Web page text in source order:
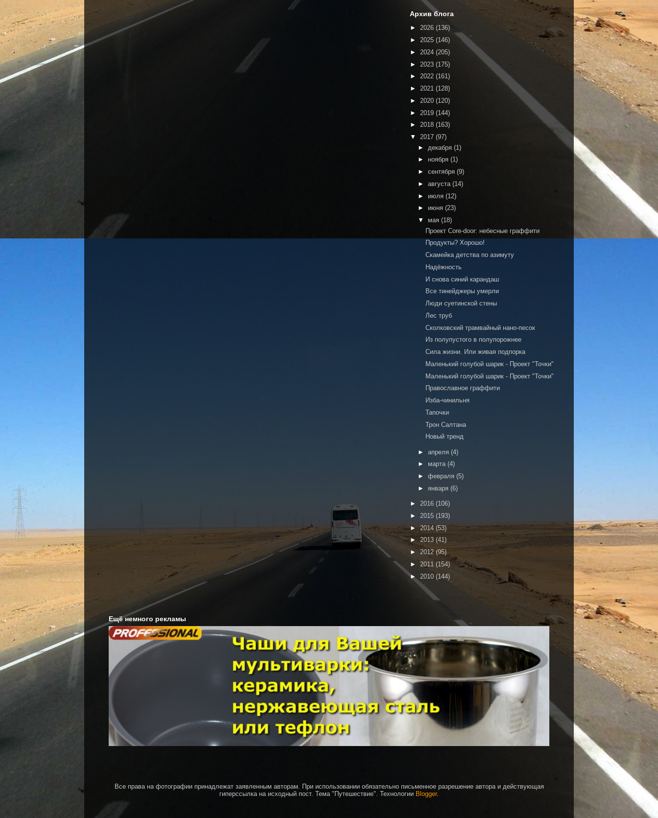
Архив блога
► 2026 (136)
► 2025 (146)
► 2024 (205)
► 2023 (175)
► 2022 (161)
► 2021 (128)
► 2020 (120)
► 2019 (144)
► 2018 (163)
▼ 2017 (97)
► декабря (1)
► ноября (1)
► сентября (9)
► августа (14)
► июля (12)
► июня (23)
▼ мая (18)
Проект Core-door: небесные граффити
Продукты? Хорошо!
Скамейка детства по азимуту
Надёжность
И снова синий карандаш
Все тинейджеры умерли
Люди суетинской стены
Лес труб
Сколковский трамвайный нано-песок
Из полупустого в полупорожнее
Сила жизни. Или живая подпорка
Маленький голубой шарик - Проект "Точки"
Маленький голубой шарик - Проект "Точки"
Православное граффити
Изба-чинильня
Тапочки
Трон Салтана
Новый тренд
► апреля (4)
► марта (4)
► февраля (5)
► января (6)
► 2016 (106)
► 2015 (193)
► 2014 (53)
► 2013 (41)
► 2012(95)
► 2011 (154)
► 2010 (144)
Ещё немного рекламы
Все права на фотографии принадлежат заявленным авторам. При использовании обязательно письменное разрешение автора и действующая
гиперссылка на исходный пост. Тема "Путешествие". Технологии Blogger.